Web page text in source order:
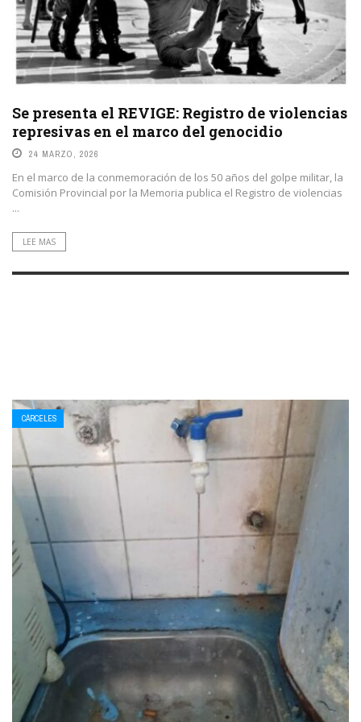
Se presenta el REVIGE: Registro de violencias
represivas en el marco del genocidio
24 MARZO, 2026
En el marco de la conmemoración de los 50 años del golpe militar, la
Comisión Provincial por la Memoria publica el Registro de violencias
...
LEE MAS
CÁRCELES